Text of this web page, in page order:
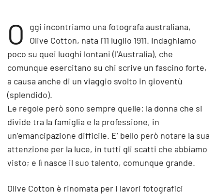
O
ggi incontriamo una fotografa australiana,
Olive Cotton, nata l'11 luglio 1911. Indaghiamo
poco su quei luoghi lontani (l’Australia), che
comunque esercitano su chi scrive un fascino forte,
a causa anche di un viaggio svolto in gioventù
(splendido).
Le regole però sono sempre quelle: la donna che si
divide tra la famiglia e la professione, in
un’emancipazione difficile. E’ bello però notare la sua
attenzione per la luce, in tutti gli scatti che abbiamo
visto; e lì nasce il suo talento, comunque grande.
Olive Cotton è rinomata per i lavori fotografici